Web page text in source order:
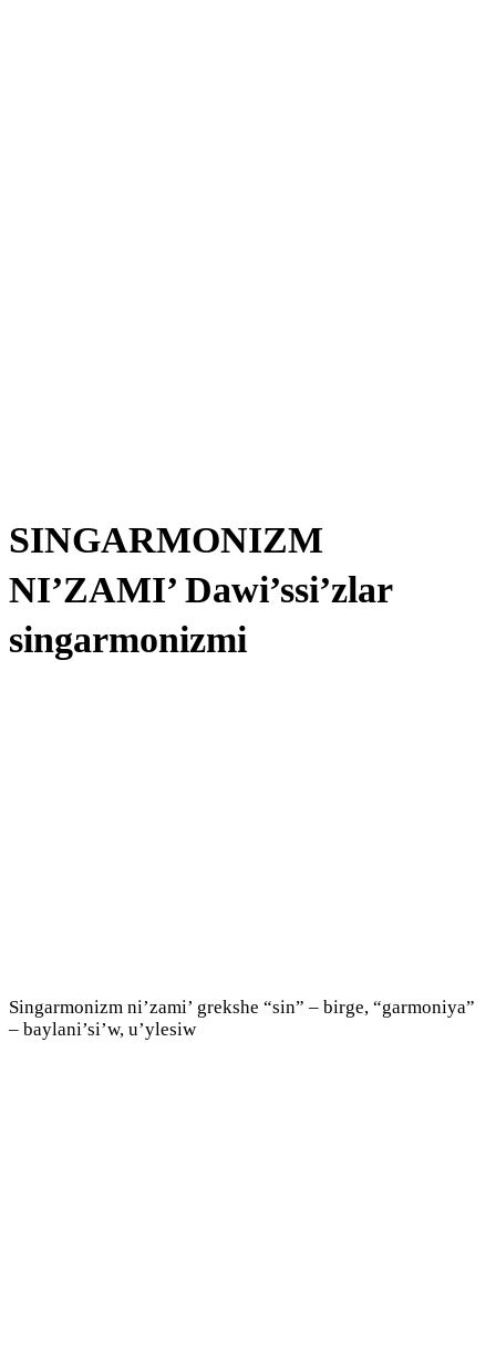
SINGARMONIZM
NI’ZAMI’ Dawi’ssi’zlar
singarmonizmi
Singarmonizm ni’zami’ grekshe “sin” – birge, “garmoniya”
– baylani’si’w, u’ylesiw